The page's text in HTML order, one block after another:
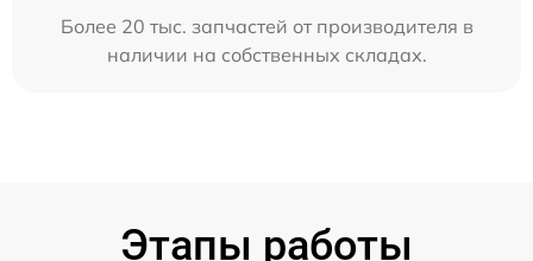
Более 20 тыс. запчастей от производителя в
наличии на собственных складах.
Этапы работы